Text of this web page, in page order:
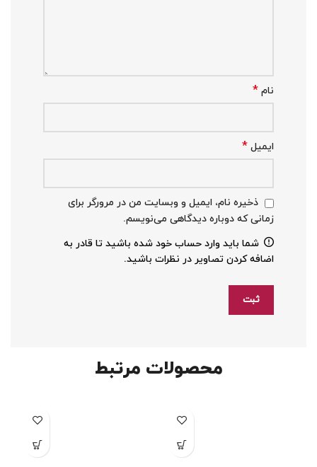
نام *
ایمیل *
ذخیره نام، ایمیل و وبسایت من در مرورگر برای
زمانی که دوباره دیدگاهی می‌نویسم.
شما باید وارد حساب خود شده باشید تا قادر به
اضافه کردن تصاویر در نظرات باشید.
محصولات مرتبط